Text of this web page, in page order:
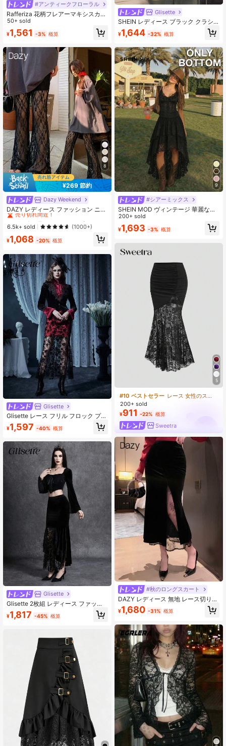
#アンティークフローラル
Rafferiza 花柄フレアーマキシスカー
ト フロッキングメッシュ素材 ハイウ
エスト
50+ sold
¥1,561 -3% 概算
8
¥269 節約
Dazy Weekend
DAZY レディース ファッション ニッ
チ シアーレース パッチワークデザイ
ン フレアパンツ スクール
#2 ベストセラー
売り切れ間近！
#2 ベストセラー
売り切れ間近！
#2 ベストセラー
売り切れ間近！
#2 ベストセラー
売り切れ間近！
6.5k+ sold (1000+)
¥1,068 -20% 概算
Glisette
Glisette レース フリル フロック プリ
ント レディーススカート
¥1,597 -40% 概算
Glisette
Glisette 2枚組 レディース ファッシ
ョナブル ブラック ベルベット&レー
スパッチワークセット
¥1,817 -45% 概算
Glisette
SHEIN レディース ブラック クラシ
ック エレガント ベルベット マキシ
ドレス 秋用 ダイニング ボディコン
ングスカート パンク風 フォーマル
イブニング 葬儀用ドレス 小柄女性向
け
¥1,644 -32% 概算
9
#シアーミックス
SHEIN MOD ヴィンテージ 華麗なフ
ローラルジャカード ベージュ 二重ヘ
ム スカート、ハイロー デザイン、デ
ート、パーティー、誕生日、フェス
ズウェア
200+ sold
¥1,693 -3% 概算
5
#10 ベストセラー
レース 女性のスカート
200+ sold
¥911 -22% 概算
Sweetra
#秋のロングスカート
DAZY レディース 無地 レース切り替
え カジュアル ベルベット Aラインス
カート 秋冬 通学用
¥1,680 -31% 概算